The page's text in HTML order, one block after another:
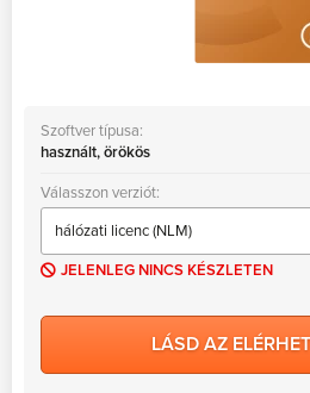
Szoftver típusa:
használt, örökös
Válasszon verziót:
JELENLEG NINCS KÉSZLETEN
LÁSD AZ